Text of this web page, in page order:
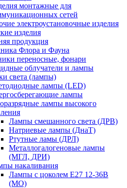
монтажные для
сетей
электроустановочные изделия
изделия
продукция
Флора и Фауна
переносные, фонари
облучатели и лампы
света (лампы)
лампы (LED)
лампы
лампы высокого
Лампы смешанного света (ДРВ)
Натриевые лампы (ДнаТ)
Ртутные ламы (ДРЛ)
Металлогалогеновые лампы
(МГЛ, ДРИ)
накаливания
Лампы с цоколем Е27 12-36В
(МО)